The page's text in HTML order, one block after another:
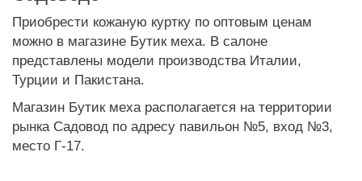
Приобрести кожаную куртку по оптовым ценам
можно в магазине Бутик меха. В салоне
представлены модели производства Италии,
Турции и Пакистана.
Магазин Бутик меха располагается на территории
рынка Садовод по адресу павильон №5, вход №3,
место Г-17.